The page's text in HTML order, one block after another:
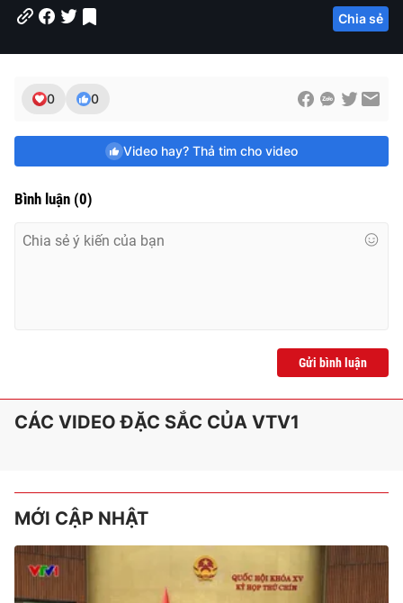
t o
Chia sẻ
0 0
Video hay? Thả tim cho video
Bình luận (0)
Gửi bình luận
CÁC VIDEO ĐẶC SẮC CỦA VTV1
MỚI CẬP NHẬT